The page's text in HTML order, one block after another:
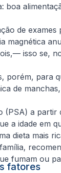
de
isso se,
para
de
a
a idade em
dieta mais
fumam ou
fatores